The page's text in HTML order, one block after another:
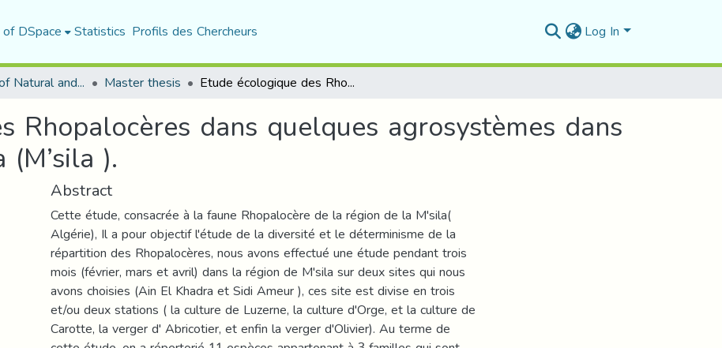
DSpace Statistics Profils des Chercheurs Log In
Department of Natural and Life Sciences Master thesis Etude écologique des Rhopalocères dans quelques agrosystèmes dans la région d’El Hodna (M’sila ).
Rhopalocères dans quelques agrosystèmes dans
).
Abstract
Cette étude, consacrée à la faune Rhopalocère de la région de la M'sila(
Algérie), Il a pour objectif l'étude de la diversité et le déterminisme de la
répartition des Rhopalocères, nous avons effectué une étude pendant trois
mois (février, mars et avril) dans la région de M'sila sur deux sites qui nous
avons choisies (Ain El Khadra et Sidi Ameur ), ces site est divise en trois
et/ou deux stations ( la culture de Luzerne, la culture d'Orge, et la culture de
Carotte, la verger d' Abricotier, et enfin la verger d'Olivier). Au terme de